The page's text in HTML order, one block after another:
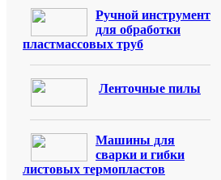
Ручной инструмент
для обработки
пластмассовых труб
Ленточные пилы
Машины для
сварки и гибки
листовых термопластов